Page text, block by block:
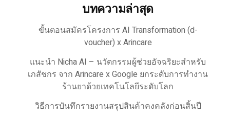
บทความล่าสุด
ขั้นตอนสมัครโครงการ AI Transformation (d-
voucher) x Arincare
แนะนำ Nicha AI – นวัตกรรมผู้ช่วยอัจฉริยะสำหรับ
เภสัชกร จาก Arincare x Google ยกระดับการทำงาน
ร้านยาด้วยเทคโนโลยีระดับโลก
วิธีการบันทึกรายงานสรุปสินค้าคงคลังก่อนสิ้นปี